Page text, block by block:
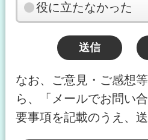
役に立たなかった
なお、ご意見・ご感想
ら、「メールでお問い
要事項を記載のうえ、送